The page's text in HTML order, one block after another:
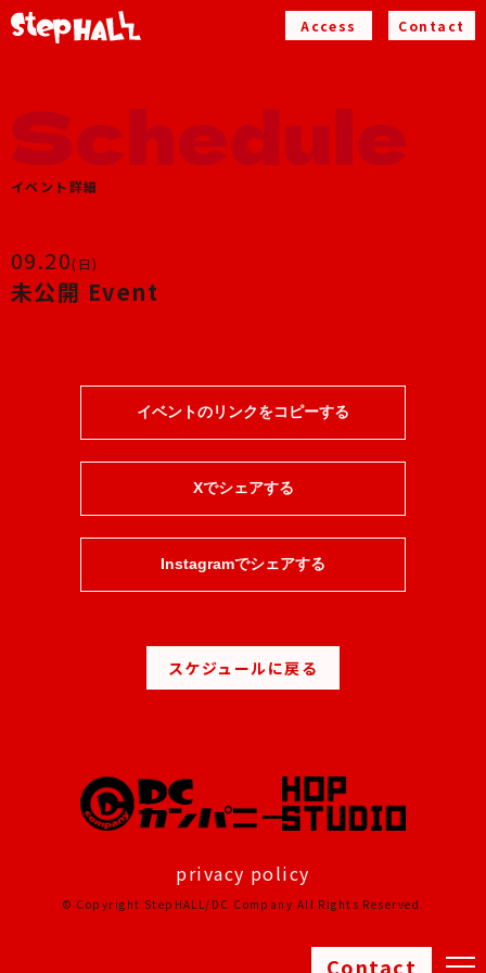
Contact
Access Contact
イベント詳細
09.20(日)
未公開 Event
イベントのリンクをコピーする
Xでシェアする
Instagramでシェアする
スケジュールに戻る
privacy policy
© Copyright StepHALL/DC Company All Rights Reserved.